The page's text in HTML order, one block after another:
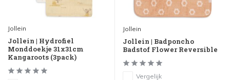
Jollein
Jollein | Hydrofiel
Monddoekje 31x31cm
Kangaroots (3pack)
Jollein
Jollein | Badponcho
Badstof Flower Reversible
Vergelijk